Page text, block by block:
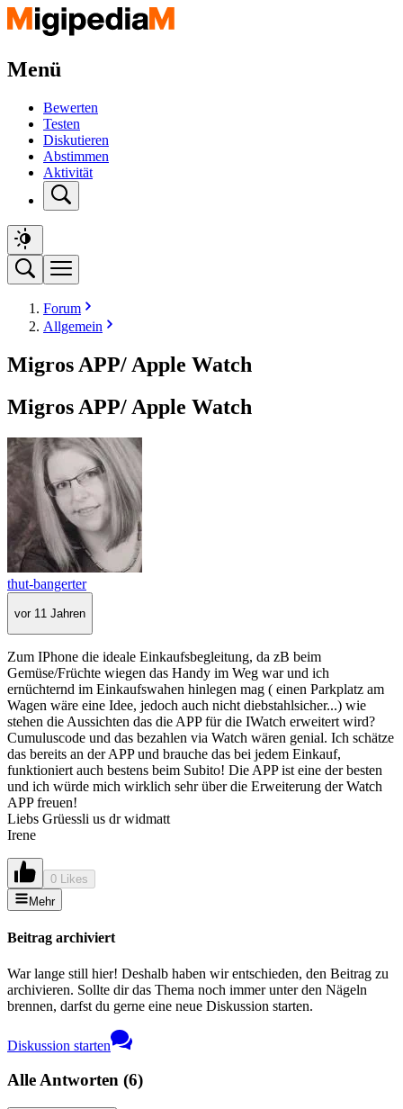
Menü
Bewerten
Testen
Diskutieren
Abstimmen
Aktivität
Forum
Allgemein
Migros APP/ Apple Watch
Migros APP/ Apple Watch
thut-bangerter
vor 11 Jahren
Zum IPhone die ideale Einkaufsbegleitung, da zB beim
Gemüse/Früchte wiegen das Handy im Weg war und ich
ernüchternd im Einkaufswahen hinlegen mag ( einen Parkplatz am
Wagen wäre eine Idee, jedoch auch nicht diebstahlsicher...) wie
stehen die Aussichten das die APP für die IWatch erweitert wird?
Cumuluscode und das bezahlen via Watch wären genial. Ich schätze
das bereits an der APP und brauche das bei jedem Einkauf,
funktioniert auch bestens beim Subito! Die APP ist eine der besten
und ich würde mich wirklich sehr über die Erweiterung der Watch
APP freuen!
Liebs Grüessli us dr widmatt
Irene
0 Likes
Mehr
Beitrag archiviert
War lange still hier! Deshalb haben wir entschieden, den Beitrag zu
archivieren. Sollte dir das Thema noch immer unter den Nägeln
brennen, darfst du gerne eine neue Diskussion starten.
Diskussion starten
Alle Antworten (6)